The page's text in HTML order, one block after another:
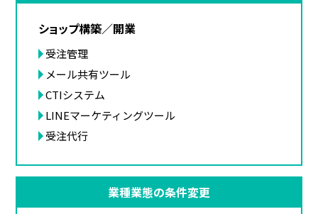
ショップ構築／開業
受注管理
メール共有ツール
CTIシステム
LINEマーケティングツール
受注代行
業種業態の条件変更